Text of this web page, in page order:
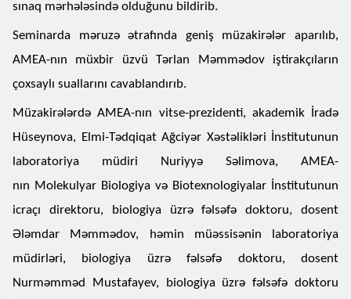
sınaq mərhələsində olduğunu bildirib.
Seminarda məruzə ətrafında geniş müzakirələr aparılıb,
AMEA-nın müxbir üzvü Tərlan Məmmədov iştirakçıların
çoxsaylı suallarını cavablandırıb.
Müzakirələrdə AMEA-nın vitse-prezidenti, akademik İradə
Hüseynova, Elmi-Tədqiqat Ağciyər Xəstəlikləri İnstitutunun
laboratoriya müdiri Nuriyyə Səlimova, AMEA-
nın Molekulyar Biologiya və Biotexnologiyalar İnstitutunun
icraçı direktoru, biologiya üzrə fəlsəfə doktoru, dosent
Ələmdar Məmmədov, həmin müəssisənin laboratoriya
müdirləri, biologiya üzrə fəlsəfə doktoru, dosent
Nurməmməd Mustafayev, biologiya üzrə fəlsəfə doktoru